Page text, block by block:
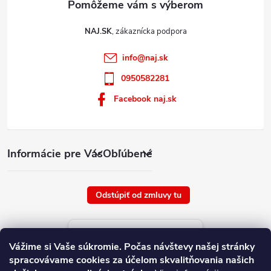
Vážime si Vaše súkromie. Počas návštevy našej stránky
spracovávame cookies za účelom skvalitňovania našich
Informácie pre VásObľúbené
NAJ.SK
info@naj.sk
0950582281
Facebook naj.sk
Odstúpiť od zmluvy tu
Aktuálne ceny tovaru
platné od : 6/8/2026